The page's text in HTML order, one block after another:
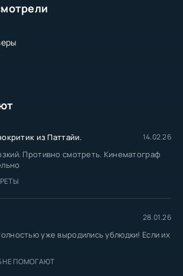
из Паттайи. 14.02.26
Противно смотреть. Кинематограф
28.01.26
уже выродились ублюдки! Если их
НЕ ПОМОГАЮТ